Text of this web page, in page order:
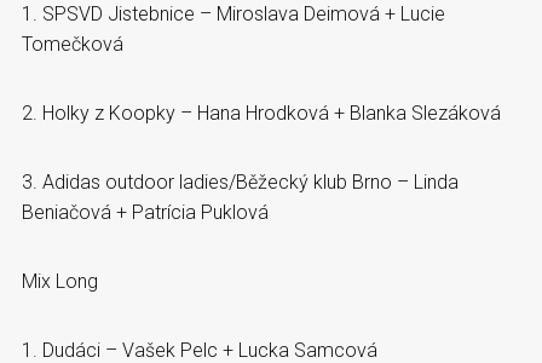
1. SPSVD Jistebnice – Miroslava Deimová + Lucie
Tomečková
2. Holky z Koopky – Hana Hrodková + Blanka Slezáková
3. Adidas outdoor ladies/Běžecký klub Brno – Linda
Beniačová + Patrícia Puklová
Mix Long
1. Dudáci – Vašek Pelc + Lucka Samcová